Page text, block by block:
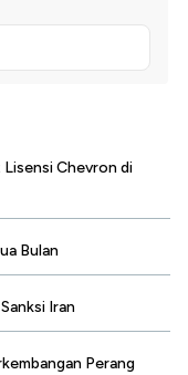
Chevron di
Bulan
Iran
Perang